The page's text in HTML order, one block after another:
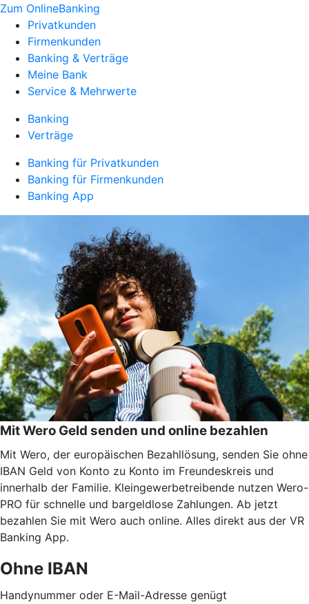
Zum OnlineBanking
Privatkunden
Firmenkunden
Banking & Verträge
Meine Bank
Service & Mehrwerte
Banking
Verträge
Banking für Privatkunden
Banking für Firmenkunden
Banking App
Mit Wero Geld senden und online bezahlen
Mit Wero, der europäischen Bezahllösung, senden Sie ohne
IBAN Geld von Konto zu Konto im Freundeskreis und
innerhalb der Familie. Kleingewerbetreibende nutzen Wero-
PRO für schnelle und bargeldlose Zahlungen. Ab jetzt
bezahlen Sie mit Wero auch online. Alles direkt aus der VR
Banking App.
Ohne IBAN
Handynummer oder E-Mail-Adresse genügt